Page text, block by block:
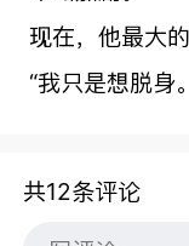
现在，他最大
“我只是想脱身
共12条评论